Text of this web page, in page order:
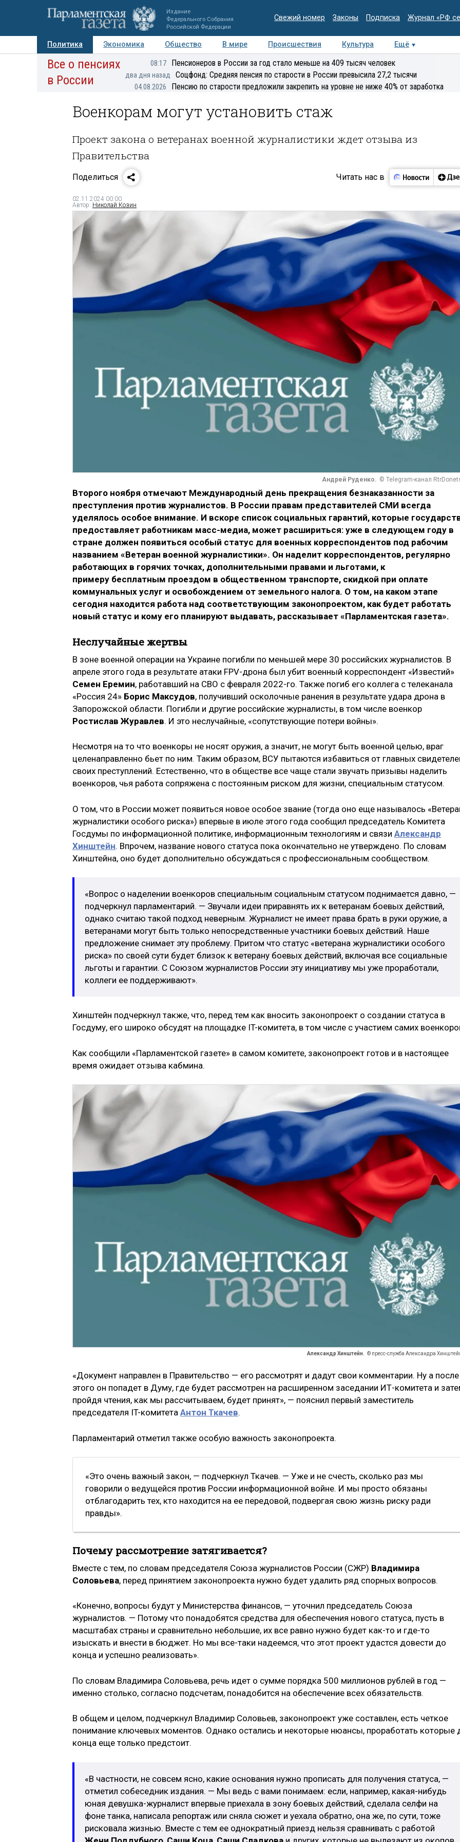
Издание
Федерального Собрания
Российской Федерации
Свежий номер Законы Подписка Журнал «РФ
Политика Экономика Общество В мире Происшествия Культура
Ещё
Авторы Персоны Мнения Регионы Медиацентр Интервью Колумнисты
Все о пенсиях
в России
08:17 Пенсионеров в России за год стало меньше на 409 тысяч человек
два дня назад Соцфонд: Средняя пенсия по старости в России превысила 27,2 тысячи
04.08.2026 Пенсию по старости предложили закрепить на уровне не ниже 40% от заработка
Военкорам могут установить стаж
Проект закона о ветеранах военной журналистики ждет отзыва из
Правительства
Поделиться Читать нас в
02.11.2024 00:00
Автор: Николай Козин
Андрей Руденко. © Telegram-канал
Второго ноября отмечают Международный день прекращения безнаказанности за
преступления против журналистов. В России правам представителей СМИ всегда
уделялось особое внимание. И вскоре список социальных гарантий, которые
предоставляет работникам масс-медиа, может расшириться: уже в следующем году в
стране должен появиться особый статус для военных корреспондентов под рабочим
названием «Ветеран военной журналистики». Он наделит корреспондентов, регулярно
работающих в горячих точках, дополнительными правами и льготами, к
примеру бесплатным проездом в общественном транспорте, скидкой при оплате
коммунальных услуг и освобождением от земельного налога. О том, на каком этапе
сегодня находится работа над соответствующим законопроектом, как будет работать
новый статус и кому его планируют выдавать, рассказывает «Парламентская газета».
Неслучайные жертвы
В зоне военной операции на Украине погибли по меньшей мере 30 российских журналистов. В
апреле этого года в результате атаки FPV-дрона был убит военный корреспондент «Известий»
Семен Еремин, работавший на СВО с февраля 2022-го. Также погиб его коллега с телеканала
«Россия 24» Борис Максудов, получивший осколочные ранения в результате удара дрона в
Запорожской области. Погибли и другие российские журналисты, в том числе военкор
Ростислав Журавлев. И это неслучайные, «сопутствующие потери войны».
Несмотря на то что военкоры не носят оружия, а значит, не могут быть военной целью, враг
целенаправленно бьет по ним. Таким образом, ВСУ пытаются избавиться от главных
своих преступлений. Естественно, что в обществе все чаще стали звучать призывы наделить
военкоров, чья работа сопряжена с постоянным риском для жизни, специальным статусом.
О том, что в России может появиться новое особое звание (тогда оно еще называлось
журналистики особого риска») впервые в июле этого года сообщил председатель Комитета
Госдумы по информационной политике, информационным технологиям и связи Александр
Хинштейн. Впрочем, название нового статуса пока окончательно не утверждено. По словам
Хинштейна, оно будет дополнительно обсуждаться с профессиональным сообществом.
«Вопрос о наделении военкоров специальным социальным статусом поднимается давно, —
подчеркнул парламентарий. — Звучали идеи приравнять их к ветеранам боевых действий,
однако считаю такой подход неверным. Журналист не имеет права брать в руки оружие, а
ветеранами могут быть только непосредственные участники боевых действий. Наше
предложение снимает эту проблему. Притом что статус «ветерана журналистики особого
риска» по своей сути будет близок к ветерану боевых действий, включая все социальные
льготы и гарантии. С Союзом журналистов России эту инициативу мы уже проработали,
коллеги ее поддерживают».
Хинштейн подчеркнул также, что, перед тем как вносить законопроект о создании статуса в
Госдуму, его широко обсудят на площадке IT-комитета, в том числе с участием самих
Как сообщили «Парламентской газете» в самом комитете, законопроект готов и в настоящее
время ожидает отзыва кабмина.
Александр Хинштейн. © пресс-служба Александра
«Документ направлен в Правительство — его рассмотрят и дадут свои комментарии. Ну а после
этого он попадет в Думу, где будет рассмотрен на расширенном заседании ИТ-комитета и
пройдя чтения, как мы рассчитываем, будет принят», — пояснил первый заместитель
председателя IT-комитета Антон Ткачев.
Парламентарий отметил также особую важность законопроекта.
«Это очень важный закон, — подчеркнул Ткачев. — Уже и не счесть, сколько раз мы
говорили о ведущейся против России информационной войне. И мы просто обязаны
отблагодарить тех, кто находится на ее передовой, подвергая свою жизнь риску ради
правды».
Почему рассмотрение затягивается?
Вместе с тем, по словам председателя Союза журналистов России (СЖР) Владимира
Соловьева, перед принятием законопроекта нужно будет удалить ряд спорных вопросов.
«Конечно, вопросы будут у Министерства финансов, — уточнил председатель Союза
журналистов. — Потому что понадобятся средства для обеспечения нового статуса, пусть в
масштабах страны и сравнительно небольшие, их все равно нужно будет как-то и где-то
изыскать и внести в бюджет. Но мы все-таки надеемся, что этот проект удастся довести до
конца и успешно реализовать».
По словам Владимира Соловьева, речь идет о сумме порядка 500 миллионов рублей в год —
именно столько, согласно подсчетам, понадобится на обеспечение всех обязательств.
В общем и целом, подчеркнул Владимир Соловьев, законопроект уже составлен, есть четкое
понимание ключевых моментов. Однако остались и некоторые нюансы, проработать которые
конца еще только предстоит.
«В частности, не совсем ясно, какие основания нужно прописать для получения статуса, —
отметил собеседник издания. — Мы ведь с вами понимаем: если, например, какая-нибудь
юная девушка-журналист впервые приехала в зону боевых действий, сделала селфи на
фоне танка, написала репортаж или сняла сюжет и уехала обратно, она же, по сути, тоже
рисковала жизнью. Вместе с тем ее однократный приезд нельзя сравнивать с работой